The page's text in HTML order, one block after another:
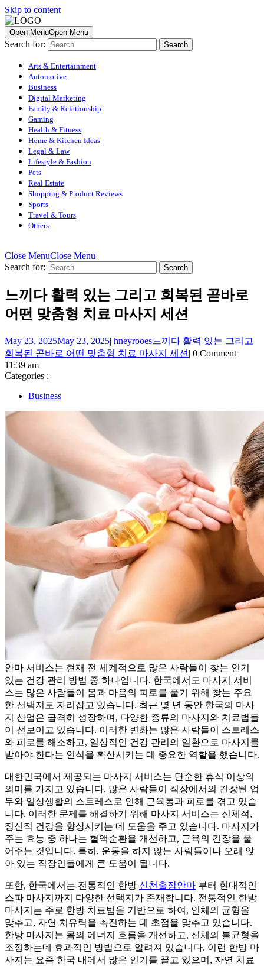
Skip to content
Open MenuOpen Menu
Search for:
Arts & Entertainment
Automotive
Business
Digital Marketing
Family & Relationship
Gaming
Health & Fitness
Home & Kitchen Ideas
Legal & Law
Lifestyle & Fashion
Pets
Real Estate
Shopping & Product Reviews
Sports
Travel & Tours
Others
Close MenuClose Menu
Search for:
느끼다 활력 있는 그리고 회복된 곧바로
어떤 맞춤형 치료 마사지 세션
May 23, 2025May 23, 2025| hneyrooes느끼다 활력 있는 그리고
회복된 곧바로 어떤 맞춤형 치료 마사지 세션 | 0 Comment|
11:39 am
Categories :
Business
안마 서비스는 현재 전 세계적으로 많은 사람들이 찾는 인기
있는 건강 관리 방법 중 하나입니다. 한국에서도 마사지 서비
스는 많은 사람들이 몸과 마음의 피로를 풀기 위해 찾는 주요
한 선택지로 자리잡고 있습니다. 최근 몇 년 동안 한국의 마사
지 산업은 급격히 성장하며, 다양한 종류의 마사지와 치료법들
이 선보이고 있습니다. 이러한 변화는 많은 사람들이 스트레스
와 피로를 해소하고, 일상적인 건강 관리의 일환으로 마사지를
받아야 한다는 인식을 확산시키는 데 중요한 역할을 했습니다.
대한민국에서 제공되는 마사지 서비스는 단순한 휴식 이상의
의미를 가지고 있습니다. 많은 사람들이 직장에서의 긴장된 업
무와 일상생활의 스트레스로 인해 근육통과 피로를 겪고 있습
니다. 이러한 문제를 해결하기 위해 마사지 서비스는 신체적,
정신적 건강을 향상시키는 데 도움을 주고 있습니다. 마사지가
주는 효능 중 하나는 혈액순환을 개선하고, 근육의 긴장을 풀
어주는 것입니다. 특히, 운동을 하지 않는 사람들이나 오래 앉
아 있는 직장인들에게 큰 도움이 됩니다.
또한, 한국에서는 전통적인 한방 신천출장안마 부터 현대적인
스파 마사지까지 다양한 선택지가 존재합니다. 전통적인 한방
마사지는 주로 한방 치료법을 기반으로 하여, 인체의 균형을
맞추고, 자연 치유력을 촉진하는 데 초점을 맞추고 있습니다.
한방 마사지는 몸의 에너지 흐름을 개선하고, 신체의 불균형을
조정하는데 효과적인 방법으로 알려져 있습니다. 이런 한방 마
사지는 요즘 한국 내에서 많은 인기를 끌고 있으며, 자연 치료